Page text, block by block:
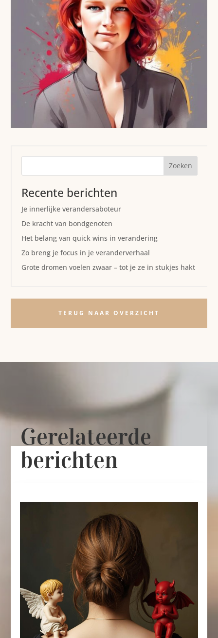
Zoeken
Recente berichten
Je innerlijke verandersaboteur
De kracht van bondgenoten
Het belang van quick wins in verandering
Zo breng je focus in je veranderverhaal
Grote dromen voelen zwaar – tot je ze in stukjes hakt
TERUG NAAR OVERZICHT
Gerelateerde
berichten